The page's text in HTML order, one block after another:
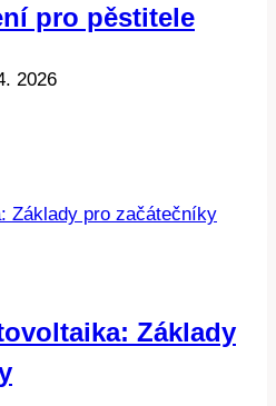
pro pěstitele
2026
Základy